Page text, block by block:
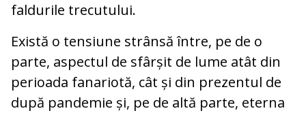
faldurile trecutului.
Există o tensiune strânsă între, pe de o
parte, aspectul de sfârșit de lume atât din
perioada fanariotă, cât și din prezentul de
după pandemie și, pe de altă parte, eterna